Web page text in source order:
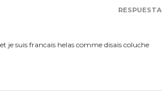
je suis francais helas comme disais coluche
RESPUESTA